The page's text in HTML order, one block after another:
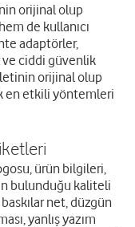
orijinal olup
de kullanıcı
adaptörler,
ve ciddi güvenlik
orijinal olup
en etkili yöntemleri
ürün bilgileri,
bulunduğu kaliteli
net, düzgün
yanlış yazım